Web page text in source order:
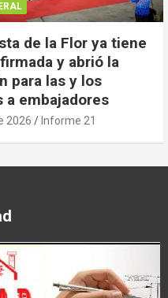
de la Flor ya tiene
y abrió la
para las y los
a embajadores
2026 Informe 21